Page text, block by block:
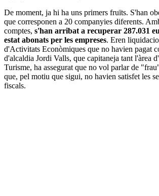
De moment, ja hi ha uns primers fruïts. S'han
que corresponen a 20 companyies diferents.
comptes, s'han arribat a recuperar 287.031
estat abonats per les empreses. Eren
d'Activitats Econòmiques que no havien pagat
d'alcaldia Jordi Valls, que capitaneja tant l'àrea
Turisme, ha assegurat que no vol parlar de
que, pel motiu que sigui, no havien satisfet les
fiscals.